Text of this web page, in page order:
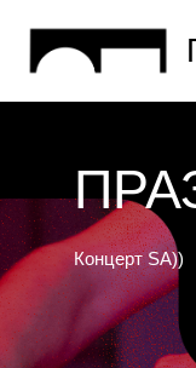
Концерт SA))